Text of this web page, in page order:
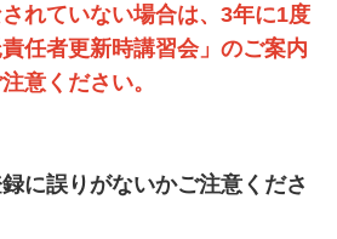
れていない場合は、3年に1度
任者更新時講習会」のご案内
意ください。
に誤りがないかご注意くださ